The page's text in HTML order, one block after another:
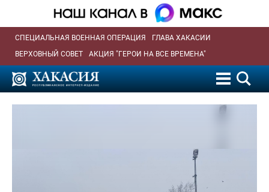
СПЕЦИАЛЬНАЯ ВОЕННАЯ ОПЕРАЦИЯ
ГЛАВА ХАКАСИИ
ВЕРХОВНЫЙ СОВЕТ
АКЦИЯ "ГЕРОИ НА ВСЕ ВРЕМЕНА"